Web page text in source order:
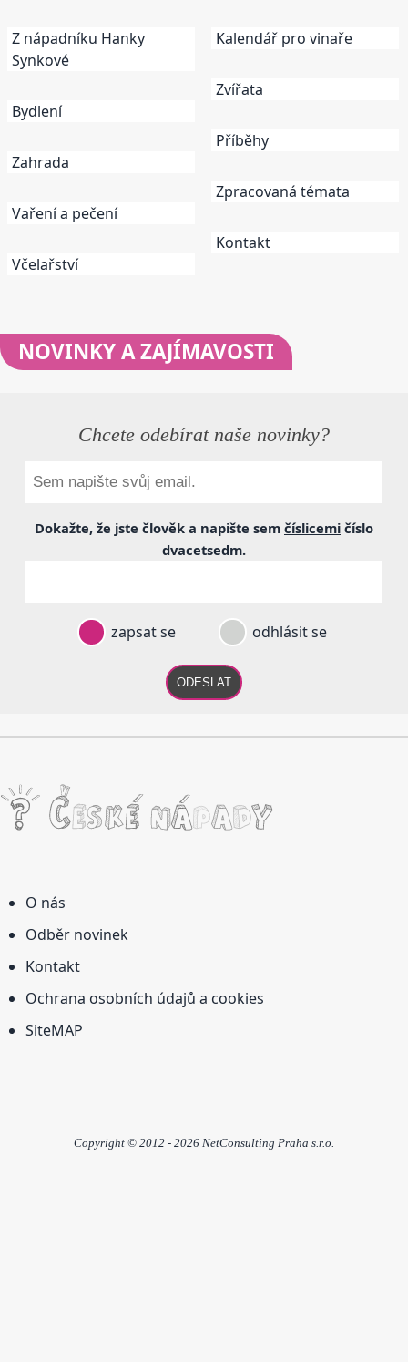
Z nápadníku Hanky
Synkové
Bydlení
Zahrada
Vaření a pečení
Včelařství
Kalendář pro vinaře
Zvířata
Příběhy
Zpracovaná témata
Kontakt
NOVINKYA ZAJÍMAVOSTI
Chcete odebírat naše novinky?
Dokažte, že jste člověk a napište sem číslicemi číslo
dvacetsedm.
zapsat se odhlásit se
ODESLAT
O nás
Odběr novinek
Kontakt
Ochrana osobních údajů a cookies
SiteMAP
Copyright © 2012 - 2026 NetConsulting Praha s.r.o.